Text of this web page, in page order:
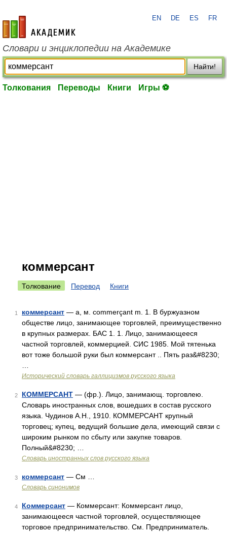
academic.ru
EN DE ES FR
Словари и энциклопедии на Академике
Найти!
Толкования Переводы Книги Игры ⚽
коммерсант
Толкование Перевод Книги
1 коммерсант — а, м. commerçant m. 1. В буржуазном
обществе лицо, занимающее торговлей, преимущественно
в крупных размерах. БАС 1. 1. Лицо, занимающееся
частной торговлей, коммерцией. СИС 1985. Мой тятенька
вот тоже большой руки был коммерсант .. Пять раз&#8230;
Исторический словарь галлицизмов русского языка
2 КОММЕРСАНТ — (фр.). Лицо, занимающ. торговлею.
Словарь иностранных слов, вошедших в состав русского
языка. Чудинов А.Н., 1910. КОММЕРСАНТ крупный
торговец; купец, ведущий большие дела, имеющий связи с
широким рынком по сбыту или закупке товаров.
Полный&#8230; …
Словарь иностранных слов русского языка
3 коммерсант — См …
Словарь синонимов
4 Коммерсант — Коммерсант: Коммерсант лицо,
занимающееся частной торговлей, осуществляющее
торговое предпринимательство. См. Предприниматель.